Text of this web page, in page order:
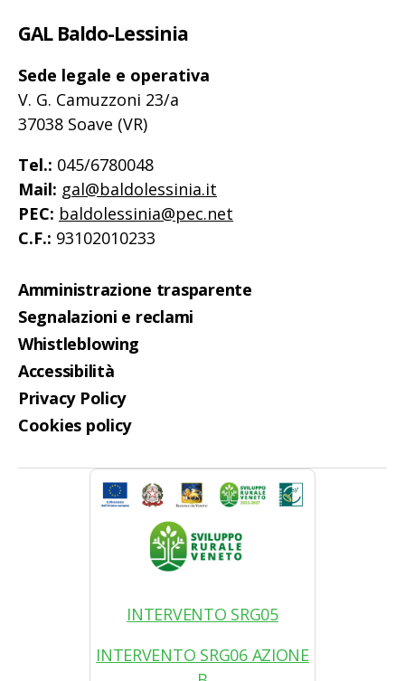
GAL Baldo-Lessinia
Sede legale e operativa
V. G. Camuzzoni 23/a
37038 Soave (VR)
Tel.: 045/6780048
Mail: gal@baldolessinia.it
PEC: baldolessinia@pec.net
C.F.: 93102010233
Amministrazione trasparente
Segnalazioni e reclami
Whistleblowing
Accessibilità
Privacy Policy
Cookies policy
INTERVENTO SRG05
INTERVENTO SRG06 AZIONE